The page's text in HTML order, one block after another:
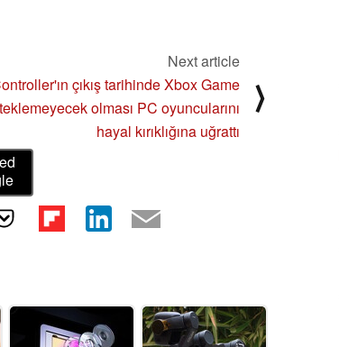
Next article
çıkış tarihinde Xbox Game
olması PC oyuncularını
hayal kırıklığına uğrattı
⟩